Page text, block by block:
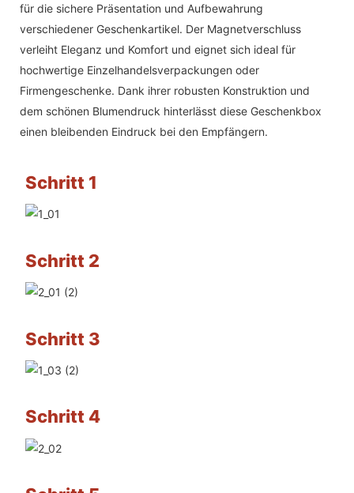
für die sichere Präsentation und Aufbewahrung
verschiedener Geschenkartikel. Der Magnetverschluss
verleiht Eleganz und Komfort und eignet sich ideal für
hochwertige Einzelhandelsverpackungen oder
Firmengeschenke. Dank ihrer robusten Konstruktion und
dem schönen Blumendruck hinterlässt diese Geschenkbox
einen bleibenden Eindruck bei den Empfängern.
Schritt 1
Schritt 2
Schritt 3
Schritt 4